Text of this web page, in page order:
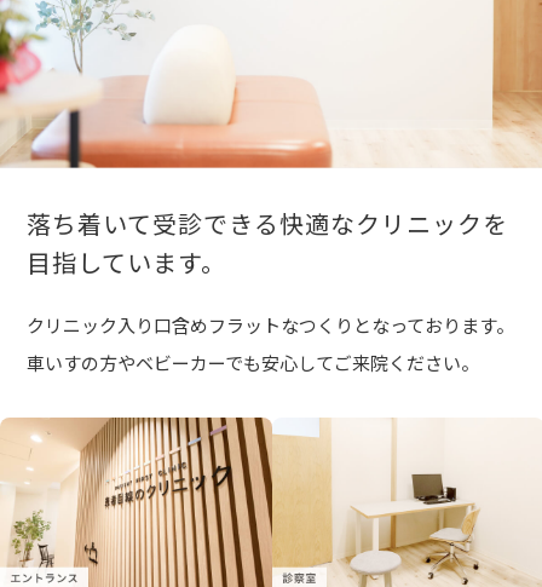
落ち着いて受診できる快適なクリニックを
目指しています。
クリニック入り口含めフラットなつくりとなっております。
車いすの方やベビーカーでも安心してご来院ください。